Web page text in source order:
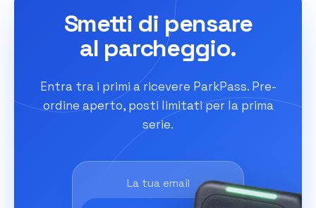
Smetti di pensare
al parcheggio.
Entra tra i primi a ricevere ParkPass. Pre-
ordine aperto, posti limitati per la prima
serie.